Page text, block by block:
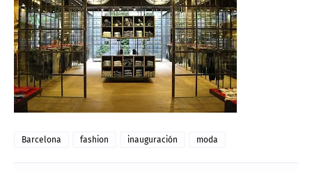
Barcelona fashion inauguración moda